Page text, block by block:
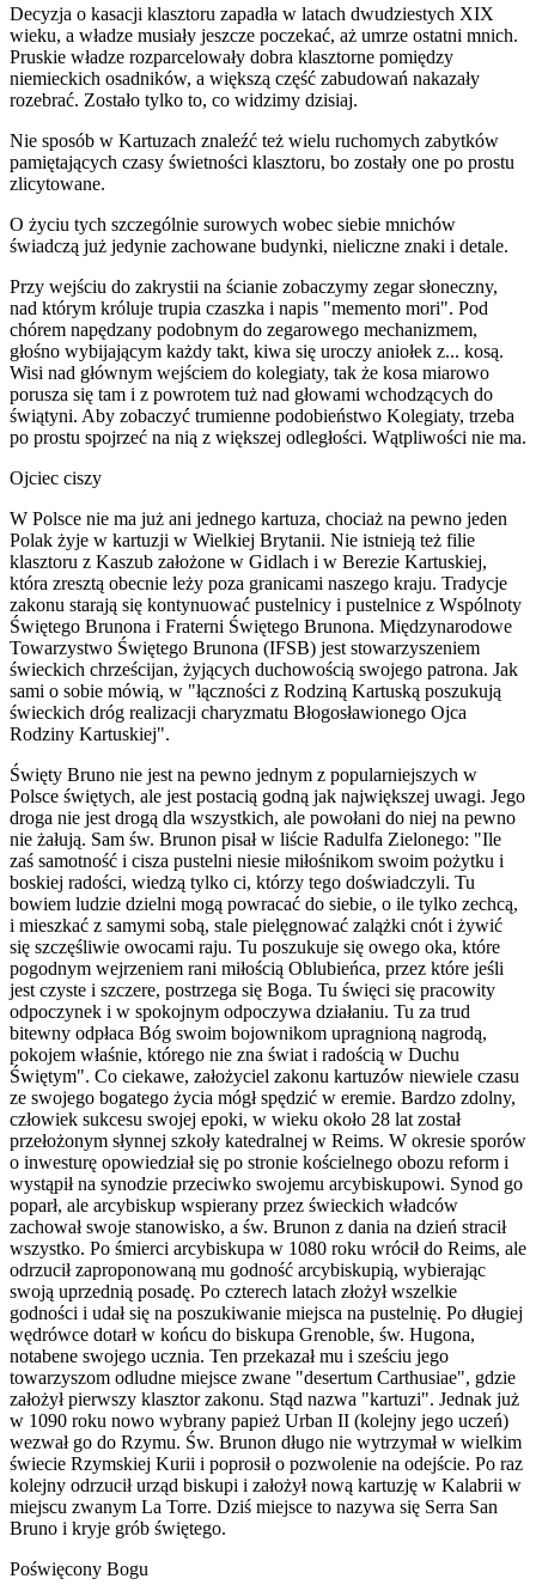
Decyzja o kasacji klasztoru zapadła w latach dwudziestych XIX
wieku, a władze musiały jeszcze poczekać, aż umrze ostatni mnich.
Pruskie władze rozparcelowały dobra klasztorne pomiędzy
niemieckich osadników, a większą część zabudowań nakazały
rozebrać. Zostało tylko to, co widzimy dzisiaj.
Nie sposób w Kartuzach znaleźć też wielu ruchomych zabytków
pamiętających czasy świetności klasztoru, bo zostały one po prostu
zlicytowane.
O życiu tych szczególnie surowych wobec siebie mnichów
świadczą już jedynie zachowane budynki, nieliczne znaki i detale.
Przy wejściu do zakrystii na ścianie zobaczymy zegar słoneczny,
nad którym króluje trupia czaszka i napis "memento mori". Pod
chórem napędzany podobnym do zegarowego mechanizmem,
głośno wybijającym każdy takt, kiwa się uroczy aniołek z... kosą.
Wisi nad głównym wejściem do kolegiaty, tak że kosa miarowo
porusza się tam i z powrotem tuż nad głowami wchodzących do
świątyni. Aby zobaczyć trumienne podobieństwo Kolegiaty, trzeba
po prostu spojrzeć na nią z większej odległości. Wątpliwości nie ma.
Ojciec ciszy
W Polsce nie ma już ani jednego kartuza, chociaż na pewno jeden
Polak żyje w kartuzji w Wielkiej Brytanii. Nie istnieją też filie
klasztoru z Kaszub założone w Gidlach i w Berezie Kartuskiej,
która zresztą obecnie leży poza granicami naszego kraju. Tradycje
zakonu starają się kontynuować pustelnicy i pustelnice z Wspólnoty
Świętego Brunona i Fraterni Świętego Brunona. Międzynarodowe
Towarzystwo Świętego Brunona (IFSB) jest stowarzyszeniem
świeckich chrześcijan, żyjących duchowością swojego patrona. Jak
sami o sobie mówią, w "łączności z Rodziną Kartuską poszukują
świeckich dróg realizacji charyzmatu Błogosławionego Ojca
Rodziny Kartuskiej".
Święty Bruno nie jest na pewno jednym z popularniejszych w
Polsce świętych, ale jest postacią godną jak największej uwagi. Jego
droga nie jest drogą dla wszystkich, ale powołani do niej na pewno
nie żałują. Sam św. Brunon pisał w liście Radulfa Zielonego: "Ile
zaś samotność i cisza pustelni niesie miłośnikom swoim pożytku i
boskiej radości, wiedzą tylko ci, którzy tego doświadczyli. Tu
bowiem ludzie dzielni mogą powracać do siebie, o ile tylko zechcą,
i mieszkać z samymi sobą, stale pielęgnować zalążki cnót i żywić
się szczęśliwie owocami raju. Tu poszukuje się owego oka, które
pogodnym wejrzeniem rani miłością Oblubieńca, przez które jeśli
jest czyste i szczere, postrzega się Boga. Tu święci się pracowity
odpoczynek i w spokojnym odpoczywa działaniu. Tu za trud
bitewny odpłaca Bóg swoim bojownikom upragnioną nagrodą,
pokojem właśnie, którego nie zna świat i radością w Duchu
Świętym". Co ciekawe, założyciel zakonu kartuzów niewiele czasu
ze swojego bogatego życia mógł spędzić w eremie. Bardzo zdolny,
człowiek sukcesu swojej epoki, w wieku około 28 lat został
przełożonym słynnej szkoły katedralnej w Reims. W okresie sporów
o inwesturę opowiedział się po stronie kościelnego obozu reform i
wystąpił na synodzie przeciwko swojemu arcybiskupowi. Synod go
poparł, ale arcybiskup wspierany przez świeckich władców
zachował swoje stanowisko, a św. Brunon z dania na dzień stracił
wszystko. Po śmierci arcybiskupa w 1080 roku wrócił do Reims, ale
odrzucił zaproponowaną mu godność arcybiskupią, wybierając
swoją uprzednią posadę. Po czterech latach złożył wszelkie
godności i udał się na poszukiwanie miejsca na pustelnię. Po długiej
wędrówce dotarł w końcu do biskupa Grenoble, św. Hugona,
notabene swojego ucznia. Ten przekazał mu i sześciu jego
towarzyszom odludne miejsce zwane "desertum Carthusiae", gdzie
założył pierwszy klasztor zakonu. Stąd nazwa "kartuzi". Jednak już
w 1090 roku nowo wybrany papież Urban II (kolejny jego uczeń)
wezwał go do Rzymu. Św. Brunon długo nie wytrzymał w wielkim
świecie Rzymskiej Kurii i poprosił o pozwolenie na odejście. Po raz
kolejny odrzucił urząd biskupi i założył nową kartuzję w Kalabrii w
miejscu zwanym La Torre. Dziś miejsce to nazywa się Serra San
Bruno i kryje grób świętego.
Poświęcony Bogu